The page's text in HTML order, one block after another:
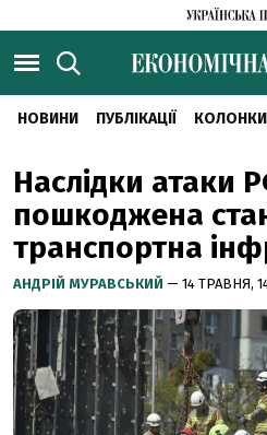
НОВИНИ ПУБЛІКАЦІЇ КОЛОНКИ
Наслідки атаки
пошкоджена
транспортна
АНДРІЙ МУРАВСЬКИЙ — 14 ТРАВНЯ,